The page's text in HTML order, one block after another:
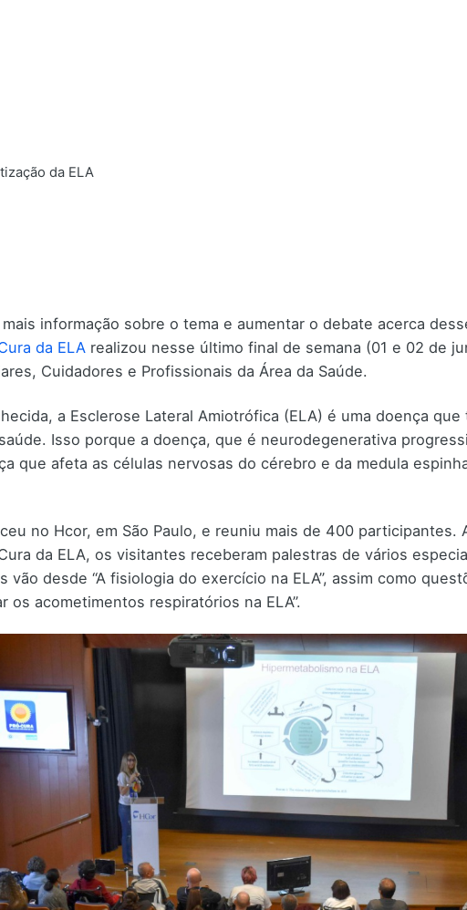
da ELA
informação sobre o tema e aumentar o debate acerca
da ELA realizou nesse último final de semana (01 e 02 de
Cuidadores e Profissionais da Área da Saúde.
a Esclerose Lateral Amiotrófica (ELA) é uma doença
Isso porque a doença, que é neurodegenerativa
que afeta as células nervosas do cérebro e da medula
no Hcor, em São Paulo, e reuniu mais de 400 participantes.
da ELA, os visitantes receberam palestras de vários
vão desde “A fisiologia do exercício na ELA”, assim como
os acometimentos respiratórios na ELA”.